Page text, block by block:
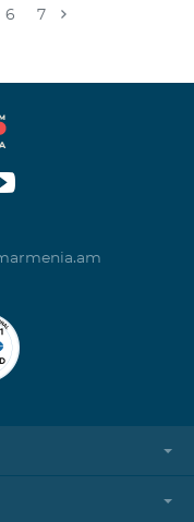
հետո
դարձնել, որ
Wi-Fi-ը և VPN-
դեպքում
6 7